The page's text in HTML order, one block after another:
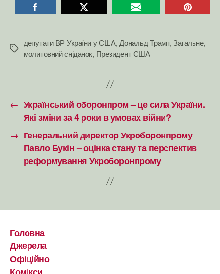
Позначки
депутати ВР України у США, Дональд Трамп,Загальне,
молитовний сніданок, Президент США
← Український оборонпром – це сила України.
Які зміни за 4 роки в умовах війни?
→ Генеральний директор Укроборонпрому
Павло Букін – оцінка стану та перспектив
реформування Укроборонпрому
Головна
Джерела
Офіційно